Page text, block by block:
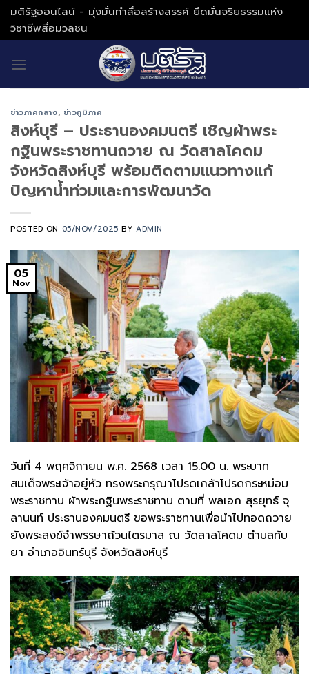
Skip
to
content
มติรัฐออนไลน์ - มุ่งมั่นทำสื่อสร้างสรรค์ ยึดมั่นจริยธรรมแห่ง
วิชาชีพสื่อมวลชน
ข่าวภาคกลาง, ข่าวภูมิภาค
สิงห์บุรี – ประธานองคมนตรี เชิญผ้าพระ
กฐินพระราชทานถวาย ณ วัดสาลโคดม
จังหวัดสิงห์บุรี พร้อมติดตามแนวทางแก้
ปัญหาน้ำท่วมและการพัฒนาวัด
POSTED ON 05/NOV/2025 BYADMIN
05
Nov
วันที่ 4 พฤศจิกายน พ.ศ. 2568 เวลา 15.00 น. พระบาท
สมเด็จพระเจ้าอยู่หัว ทรงพระกรุณาโปรดเกล้าโปรดกระหม่อม
พระราชทาน ผ้าพระกฐินพระราชทาน ตามที่ พลเอก สุรยุทธ์ จุ
ลานนท์ ประธานองคมนตรี ขอพระราชทานเพื่อนำไปทอดถวาย
ยังพระสงฆ์จำพรรษาถ้วนไตรมาส ณ วัดสาลโคดม ตำบลทับ
ยา อำเภออินทร์บุรี จังหวัดสิงห์บุรี